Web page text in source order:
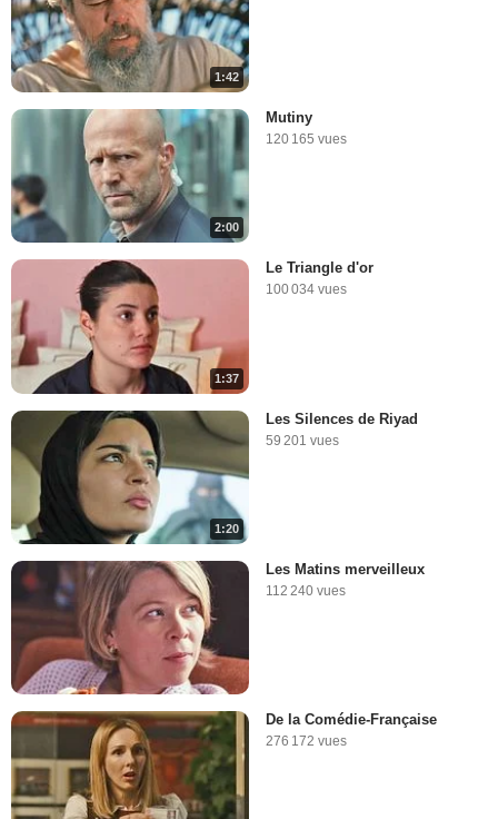
1:42
2:00
Mutiny
120 165 vues
1:37
Le Triangle d'or
100 034 vues
1:20
Les Silences de Riyad
59 201 vues
Les Matins merveilleux
112 240 vues
De la Comédie-Française
276 172 vues